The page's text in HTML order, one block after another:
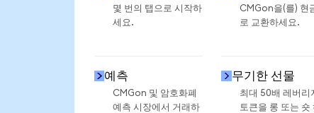
몇 번의 탭으로 시작하
세요.
CMGon을(를) 현
로 교환하세요.
예측
CMGon 및 암호화폐
예측 시장에서 거래하
무기한 선물
최대 50배 레버리
토큰을 롱 또는 숏